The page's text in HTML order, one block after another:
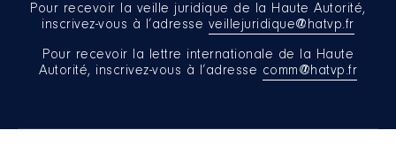
Pour recevoir la veille juridique de la Haute Autorité,
inscrivez-vous à l’adresse veillejuridique@hatvp.fr
Pour recevoir la lettre internationale de la Haute
Autorité, inscrivez-vous à l’adresse comm@hatvp.fr